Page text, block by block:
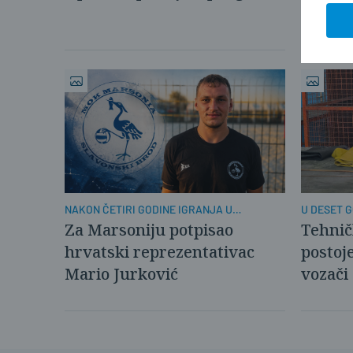
tvrtka...
NAKON ČETIRI GODINE IGRANJA U
KAŠTELIMA
Za Marsoniju potpisao
hrvatski reprezentativac
Mario Jurković
U DESET
vozači